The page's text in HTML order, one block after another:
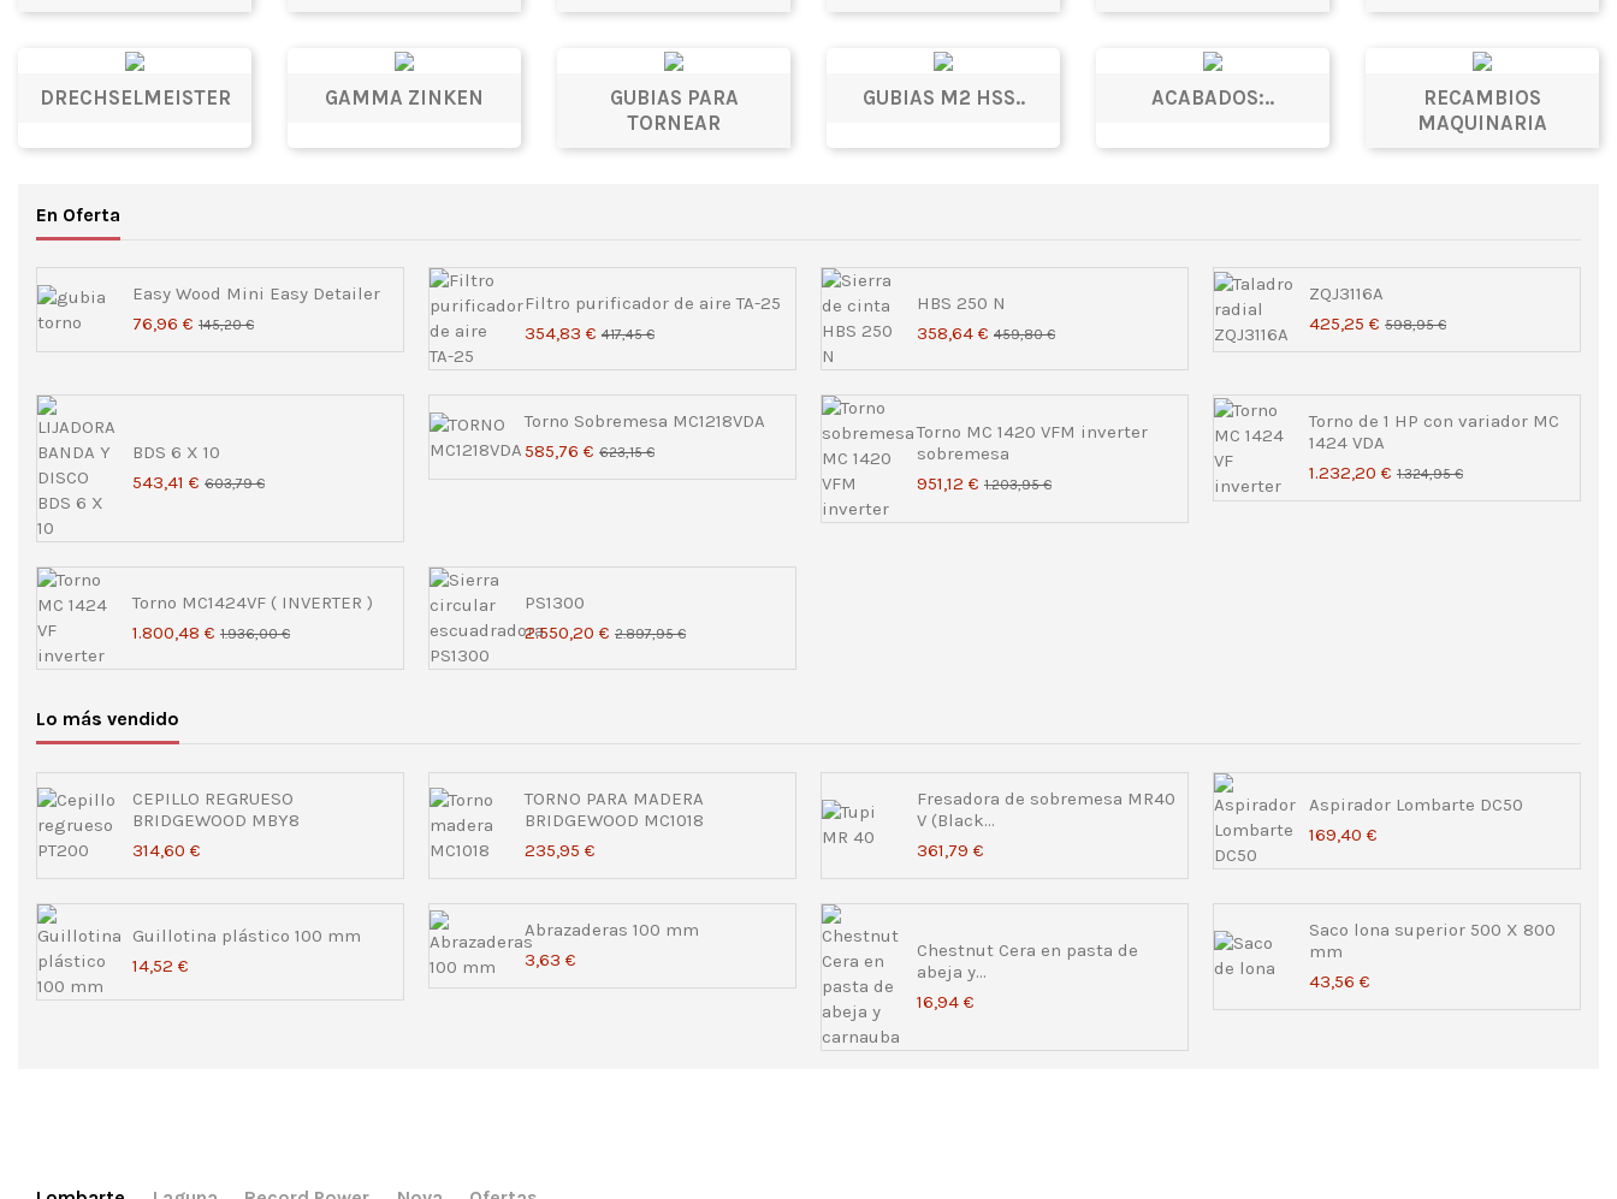
DRECHSELMEISTER GAMMA ZINKEN
GUBIAS PARA
TORNEAR
GUBIAS M2 HSS.. ACABADOS:..
RECAMBIOS
MAQUINARIA
En Oferta
Easy Wood Mini Easy Detailer
76,96 € 145,20 €
Filtro purificador de aire TA-25
354,83 € 417,45 €
HBS 250 N
358,64 € 459,80 €
ZQJ3116A
425,25 € 598,95 €
BDS 6 X 10
543,41 € 603,79 €
Torno Sobremesa MC1218VDA
585,76 € 623,15 €
Torno MC 1420 VFM inverter
sobremesa
951,12 € 1.203,95 €
Torno de 1 HP con variador MC
1424 VDA
1.232,20 € 1.324,95 €
Torno MC1424VF ( INVERTER )
1.800,48 € 1.936,00 €
PS1300
2.550,20 € 2.897,95 €
Lo más vendido
CEPILLO REGRUESO
BRIDGEWOOD MBY8
314,60 €
TORNO PARA MADERA
BRIDGEWOOD MC1018
235,95 €
Fresadora de sobremesa MR40
V (Black...
361,79 €
Aspirador Lombarte DC50
169,40 €
Guillotina plástico 100 mm
14,52 €
Abrazaderas 100 mm
3,63 €
Chestnut Cera en pasta de
abeja y...
16,94 €
Saco lona superior 500 X 800
mm
43,56 €